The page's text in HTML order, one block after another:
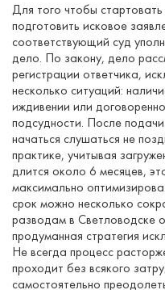
Для того чтобы
подготовить исковое
соответствующий суд
дело. По закону, дело
регистрации ответчика,
несколько ситуаций:
иждивении или
подсудности. После
начаться слушаться не
практике, учитывая
длится около 6 месяцев,
максимально
срок можно несколько
разводам в Светловодске
продуманная стратегия
Не всегда процесс
проходит без всякого
самостоятельно